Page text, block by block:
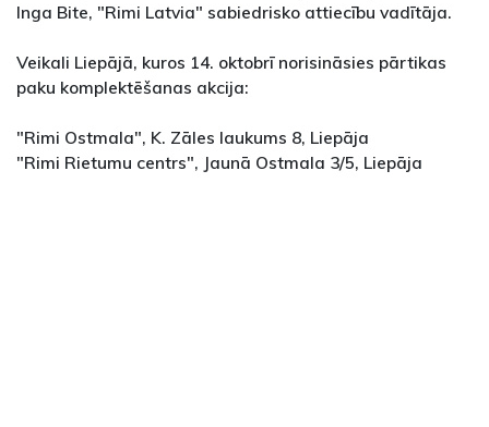
Inga Bite, "Rimi Latvia" sabiedrisko attiecību vadītāja.
Veikali Liepājā, kuros 14. oktobrī norisināsies pārtikas
paku komplektēšanas akcija:
"Rimi Ostmala", K. Zāles laukums 8, Liepāja
"Rimi Rietumu centrs", Jaunā Ostmala 3/5, Liepāja